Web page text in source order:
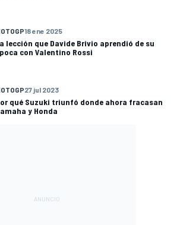
18 ene 2025
lección que Davide Brivio aprendió de su
con Valentino Rossi
27 jul 2023
qué Suzuki triunfó donde ahora fracasan
y Honda